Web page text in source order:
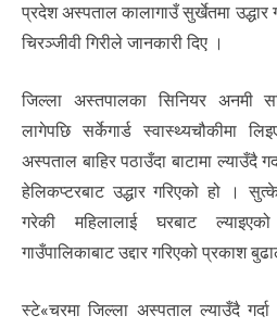
प्रदेश अस्पताल कालागाउँ सुर्खेतमा उद्धार
चिरञ्जीवी गिरीले जानकारी दिए ।
जिल्ला अस्तपालका सिनियर अनमी
लागेपछि सर्केगार्ड स्वास्थ्यचौकीमा
अस्पताल बाहिर पठाउँदा बाटामा ल्याउँदै
हेलिकप्टरबाट उद्धार गरिएको हो ।
गरेकी महिलालाई घरबाट
गाउँपालिकाबाट उद्दार गरिएको प्रकाश
स्टे«चरमा जिल्ला अस्पताल ल्याउँदै